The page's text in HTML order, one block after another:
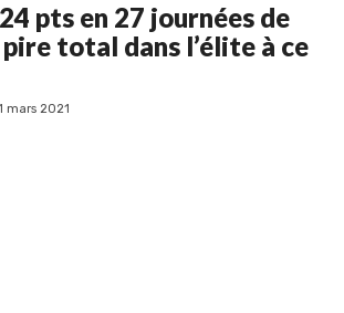
pts en 27 journées de
pire total dans l’élite à ce
mars 2021